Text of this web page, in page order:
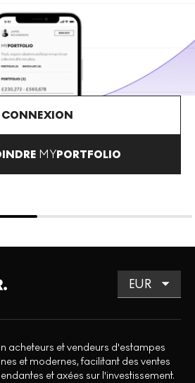
CONNEXION
MYPORTFOLIO
acheteurs et vendeurs d'estampes
et modernes, facilitant des ventes
et axées sur l'investissement.